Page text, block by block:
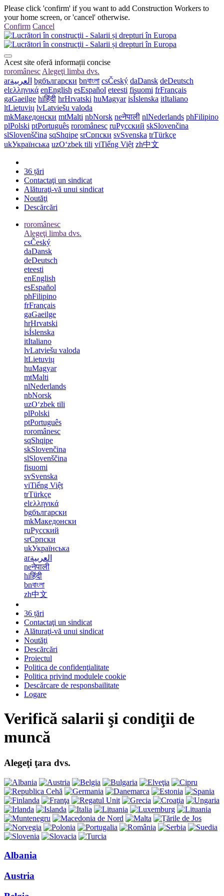
Please click 'confirm' if you want to add Construction Workers to
your home screen, or 'cancel' otherwise.
Confirm Cancel
Acest site oferă informații concise
roromânesc Alegeţi limba dvs.
arالعربية bgбългарски bnবাংলা csČeský daDansk deDeutsch
elελληνικά enEnglish esEspañol eteesti fisuomi frFrançais
gaGaeilge hiहिंदी hrHrvatski huMagyar isÍslenska itItaliano
ltLietuvių lvLatviešu valoda
mkМакедонски mtMalti nbNorsk neनेपाली nlNederlands phFilipino
plPolski ptPortuguês roromânesc ruРусский skSlovenčina
slSlovenščina sqShqipe srСрпски svSvenska trTürkçe
ukУкраїнська uzOʻzbek tili viTiếng Việt zh中文
36 țări
Contactaţi un sindicat
Alăturaţi-vă unui sindicat
Noutăţi
Descărcări
roromânesc
Alegeţi limba dvs.
csČeský
daDansk
deDeutsch
eteesti
enEnglish
esEspañol
phFilipino
frFrançais
gaGaeilge
hrHrvatski
isÍslenska
itItaliano
lvLatviešu valoda
ltLietuvių
huMagyar
mtMalti
nlNederlands
nbNorsk
uzOʻzbek tili
plPolski
ptPortuguês
roromânesc
sqShqipe
skSlovenčina
slSlovenščina
fisuomi
svSvenska
viTiếng Việt
trTürkçe
elελληνικά
bgбългарски
mkМакедонски
ruРусский
srСрпски
ukУкраїнська
arالعربية
neनेपाली
hiहिंदी
bnবাংলা
zh中文
36 țări
Contactaţi un sindicat
Alăturaţi-vă unui sindicat
Noutăţi
Descărcări
Proiectul
Politica de confidenţialitate
Politica privind modulele cookie
Descărcare de responsbailitate
Logare
Verifică salarii şi condiţii de
muncă
Alegeţi ţara dvs.
Albania
Austria